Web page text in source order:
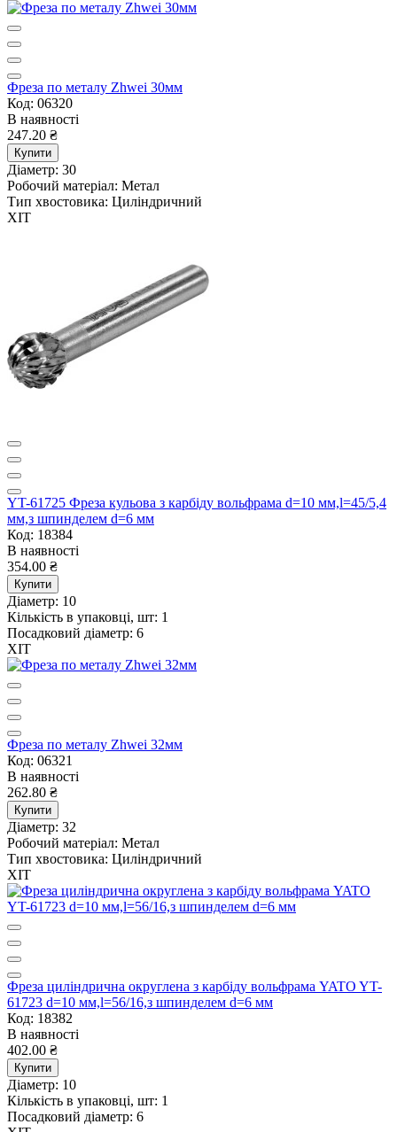
Фреза по металу Zhwei 30мм
Код: 06320
В наявності
247.20 ₴
Купити
Діаметр: 30
Робочий матеріал: Метал
Тип хвостовика: Циліндричний
ХІТ
YT-61725 Фреза кульова з карбіду вольфрама d=10 мм,l=45/5,4
мм,з шпинделем d=6 мм
Код: 18384
В наявності
354.00 ₴
Купити
Діаметр: 10
Кількість в упаковці, шт: 1
Посадковий діаметр: 6
ХІТ
Фреза по металу Zhwei 32мм
Код: 06321
В наявності
262.80 ₴
Купити
Діаметр: 32
Робочий матеріал: Метал
Тип хвостовика: Циліндричний
ХІТ
Фреза циліндрична округлена з карбіду вольфрама YATO YT-
61723 d=10 мм,l=56/16,з шпинделем d=6 мм
Код: 18382
В наявності
402.00 ₴
Купити
Діаметр: 10
Кількість в упаковці, шт: 1
Посадковий діаметр: 6